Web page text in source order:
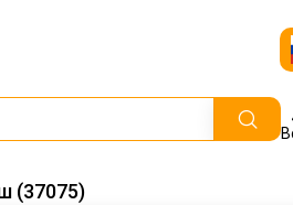
(37075)